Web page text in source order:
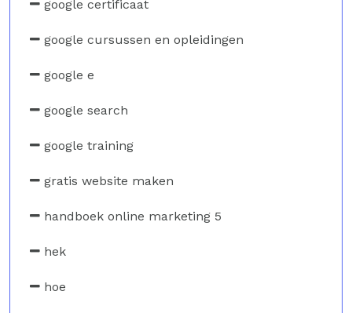
google certificaat
google cursussen en opleidingen
google e
google search
google training
gratis website maken
handboek online marketing 5
hek
hoe